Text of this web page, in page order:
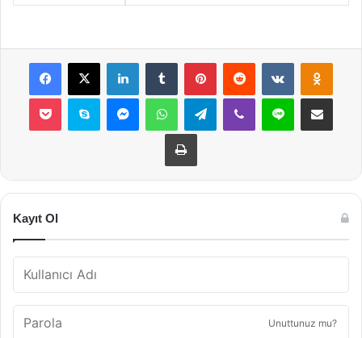
Facebook
X LinkedInTumblr PinterestReddit VKontakte
Pocket Skype MessengerWhatsAppTelegramViber Line E-Posta ile
Yazdır
Kayıt Ol
Unuttunuz mu?